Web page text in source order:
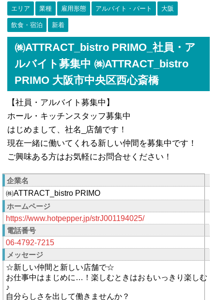
エリア 業種 雇用形態 アルバイト・パート 大阪
飲食・宿泊 新着
㈱ATTRACT_bistro PRIMO_社員・ア
ルバイト募集中 ㈱ATTRACT_bistro
PRIMO 大阪市中央区西心斎橋
【社員・アルバイト募集中】
ホール・キッチンスタッフ募集中
はじめまして、社名_店舗です！
現在一緒に働いてくれる新しい仲間を募集中です！
ご興味ある方はお気軽にお問合せください！
企業名
㈱ATTRACT_bistro PRIMO
ホームページ
https://www.hotpepper.jp/strJ001194025/
電話番号
06-4792-7215
メッセージ
☆新しい仲間と新しい店舗で☆
お仕事中はまじめに…！楽しむときはおもいっきり楽しむ
♪
自分らしさを出して働きませんか？